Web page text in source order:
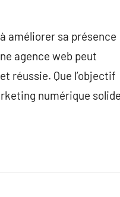
améliorer sa présence
agence web peut
réussie. Que l’objectif
numérique